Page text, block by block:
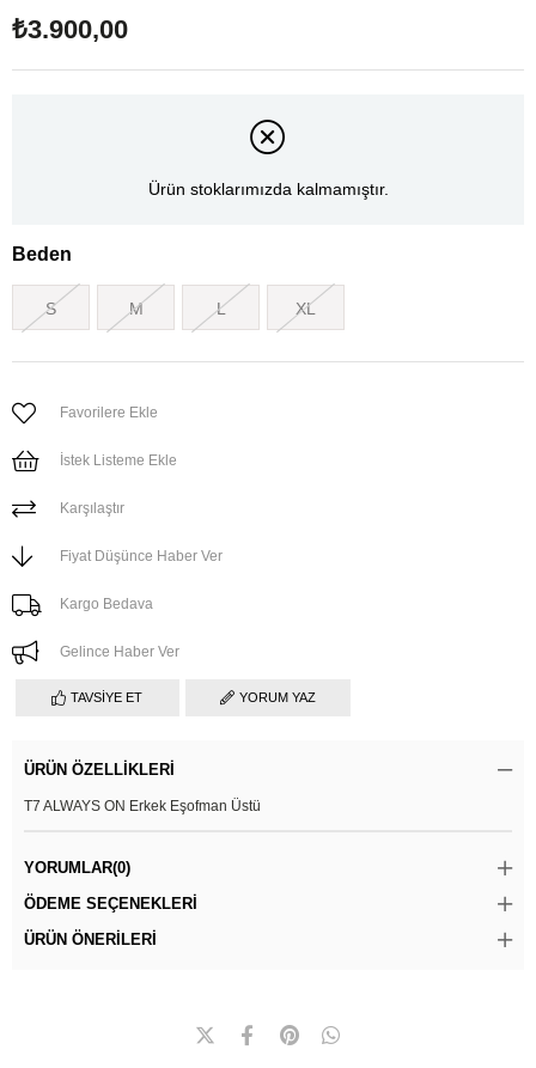
₺3.900,00
Ürün stoklarımızda kalmamıştır.
Beden
S M L XL
Favorilere Ekle
İstek Listeme Ekle
Karşılaştır
Fiyat Düşünce Haber Ver
Kargo Bedava
Gelince Haber Ver
TAVSIYE ET YORUM YAZ
ÜRÜN ÖZELLIKLERI
T7 ALWAYS ON Erkek Eşofman Üstü
YORUMLAR(0)
ÖDEME SEÇENEKLERI
ÜRÜN ÖNERILERI